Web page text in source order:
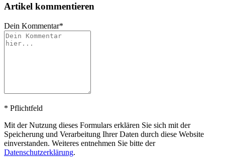
Artikel kommentieren
Dein Kommentar*
* Pflichtfeld
Mit der Nutzung dieses Formulars erklären Sie sich mit der
Speicherung und Verarbeitung Ihrer Daten durch diese Website
einverstanden. Weiteres entnehmen Sie bitte der
Datenschutzerklärung.